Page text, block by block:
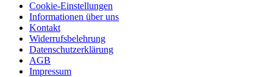
Cookie-Einstellungen
Informationen über uns
Kontakt
Widerrufsbelehrung
Datenschutzerklärung
AGB
Impressum